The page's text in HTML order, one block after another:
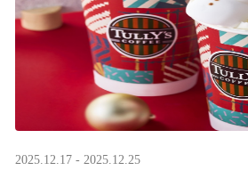
2025.12.17 - 2025.12.25